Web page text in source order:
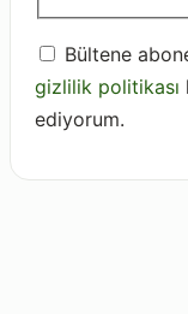
Bültene
gizlilik politikası
ediyorum.